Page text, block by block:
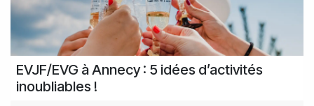
EVJF/EVG à Annecy : 5 idées d’activités
inoubliables !